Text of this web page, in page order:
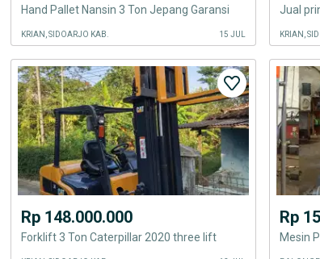
Hand Pallet Nansin 3 Ton Jepang Garansi
KRIAN, SIDOARJO KAB. 15 JUL
Jual
KRIAN,
Rp 148.000.000
Forklift 3 Ton Caterpillar 2020 three lift
Rp
Mesin